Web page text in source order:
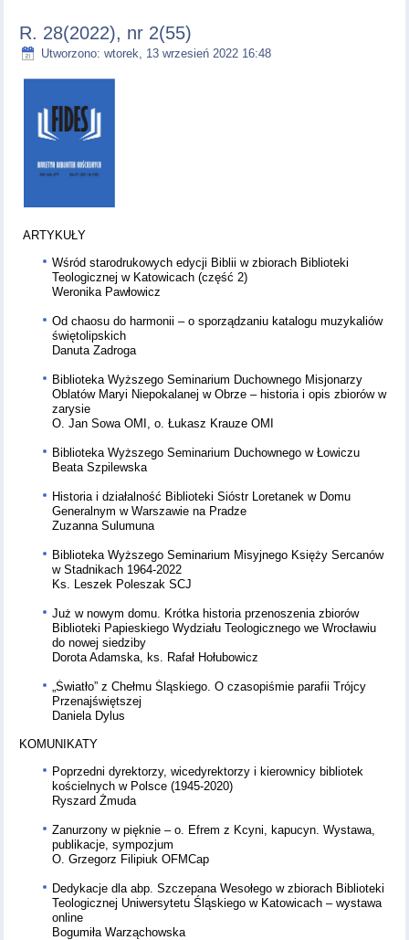
R. 28(2022), nr 2(55)
Utworzono: wtorek, 13 wrzesień 2022 16:48
ARTYKUŁY
Wśród starodrukowych edycji Biblii w zbiorach Biblioteki
Teologicznej w Katowicach (część 2)
Weronika Pawłowicz
Od chaosu do harmonii – o sporządzaniu katalogu muzykaliów
świętolipskich
Danuta Zadroga
Biblioteka Wyższego Seminarium Duchownego Misjonarzy
Oblatów Maryi Niepokalanej w Obrze – historia i opis zbiorów w
zarysie
O. Jan Sowa OMI, o. Łukasz Krauze OMI
Biblioteka Wyższego Seminarium Duchownego w Łowiczu
Beata Szpilewska
Historia i działalność Biblioteki Sióstr Loretanek w Domu
Generalnym w Warszawie na Pradze
Zuzanna Sulumuna
Biblioteka Wyższego Seminarium Misyjnego Księży Sercanów
w Stadnikach 1964-2022
Ks. Leszek Poleszak SCJ
Już w nowym domu. Krótka historia przenoszenia zbiorów
Biblioteki Papieskiego Wydziału Teologicznego we Wrocławiu
do nowej siedziby
Dorota Adamska, ks. Rafał Hołubowicz
„Światło” z Chełmu Śląskiego. O czasopiśmie parafii Trójcy
Przenajświętszej
Daniela Dylus
KOMUNIKATY
Poprzedni dyrektorzy, wicedyrektorzy i kierownicy bibliotek
kościelnych w Polsce (1945-2020)
Ryszard Żmuda
Zanurzony w pięknie – o. Efrem z Kcyni, kapucyn. Wystawa,
publikacje, sympozjum
O. Grzegorz Filipiuk OFMCap
Dedykacje dla abp. Szczepana Wesołego w zbiorach Biblioteki
Teologicznej Uniwersytetu Śląskiego w Katowicach – wystawa
online
Bogumiła Warząchowska